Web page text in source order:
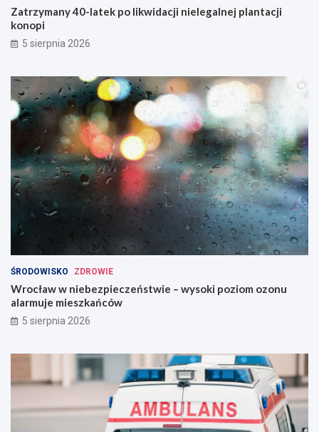
Zatrzymany 40-latek po likwidacji nielegalnej plantacji
konopi
5 sierpnia 2026
ŚRODOWISKO ZDROWIE
Wrocław w niebezpieczeństwie – wysoki poziom ozonu
alarmuje mieszkańców
5 sierpnia 2026